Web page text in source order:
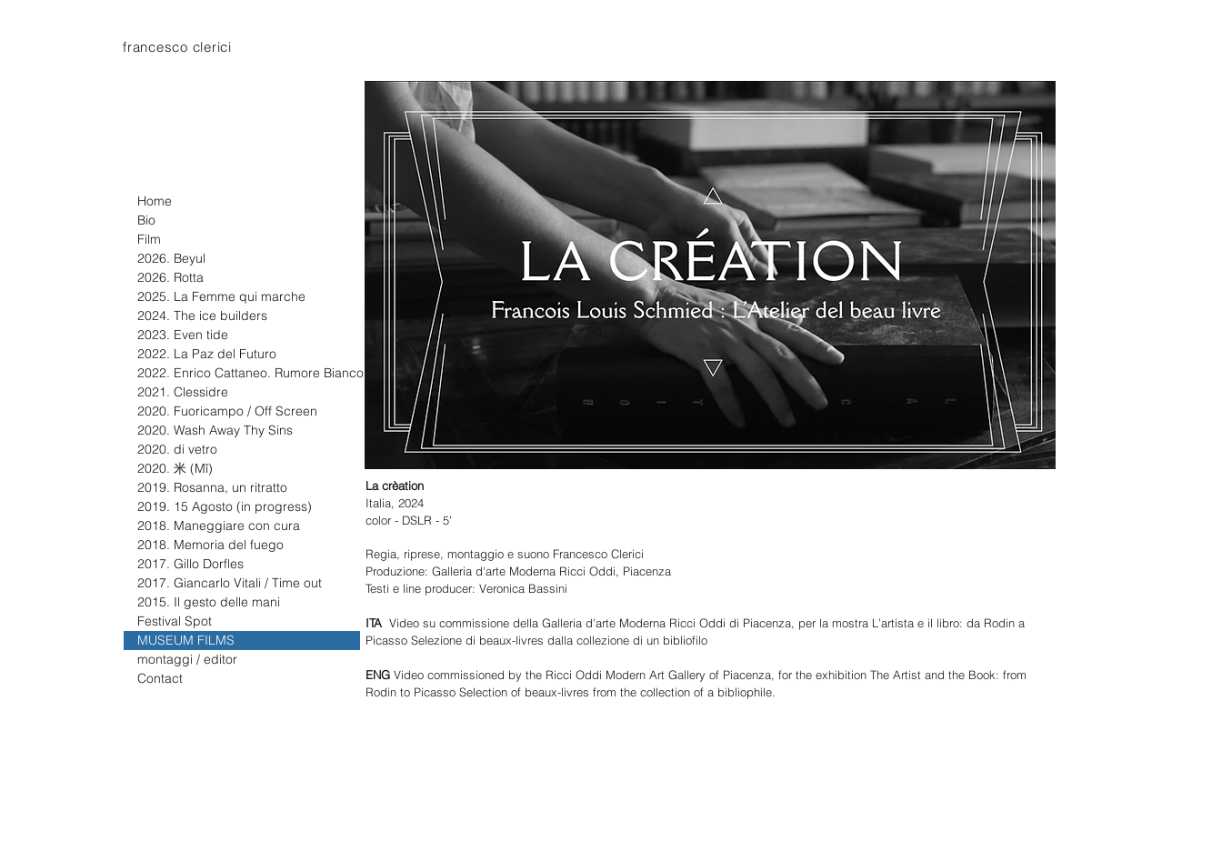
francesco clerici
La crèation
Italia, 2024
color - DSLR - 5'
Regia, riprese, montaggio e suono Francesco Clerici
Produzione: Galleria d'arte Moderna Ricci Oddi, Piacenza
Testi e line producer: Veronica Bassini
ITA Video su commissione della Galleria d'arte Moderna Ricci Oddi di Piacenza, per la mostra L’artista e il libro: da Rodin a
Picasso Selezione di beaux-livres dalla collezione di un bibliofilo
ENG Video commissioned by the Ricci Oddi Modern Art Gallery of Piacenza, for the exhibition The Artist and the Book: from
Rodin to Picasso Selection of beaux-livres from the collection of a bibliophile.
Home
Bio
Film
2026. Beyul
2026. Rotta
2025. La Femme qui marche
2024. The ice builders
2023. Even tide
2022. La Paz del Futuro
2022. Enrico Cattaneo. Rumore Bianco
2021. Clessidre
2020. Fuoricampo / Off Screen
2020. Wash Away Thy Sins
2020. di vetro
2020. 米 (Mî)
2019. Rosanna, un ritratto
2019. 15 Agosto (in progress)
2018. Maneggiare con cura
2018. Memoria del fuego
2017. Gillo Dorfles
2017. Giancarlo Vitali / Time out
2015. Il gesto delle mani
Festival Spot
MUSEUM FILMS
montaggi / editor
Contact